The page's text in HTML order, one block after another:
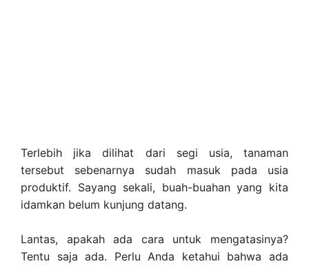
Terlebih jika dilihat dari segi usia, tanaman
tersebut sebenarnya sudah masuk pada usia
produktif. Sayang sekali, buah-buahan yang kita
idamkan belum kunjung datang.
Lantas, apakah ada cara untuk mengatasinya?
Tentu saja ada. Perlu Anda ketahui bahwa ada